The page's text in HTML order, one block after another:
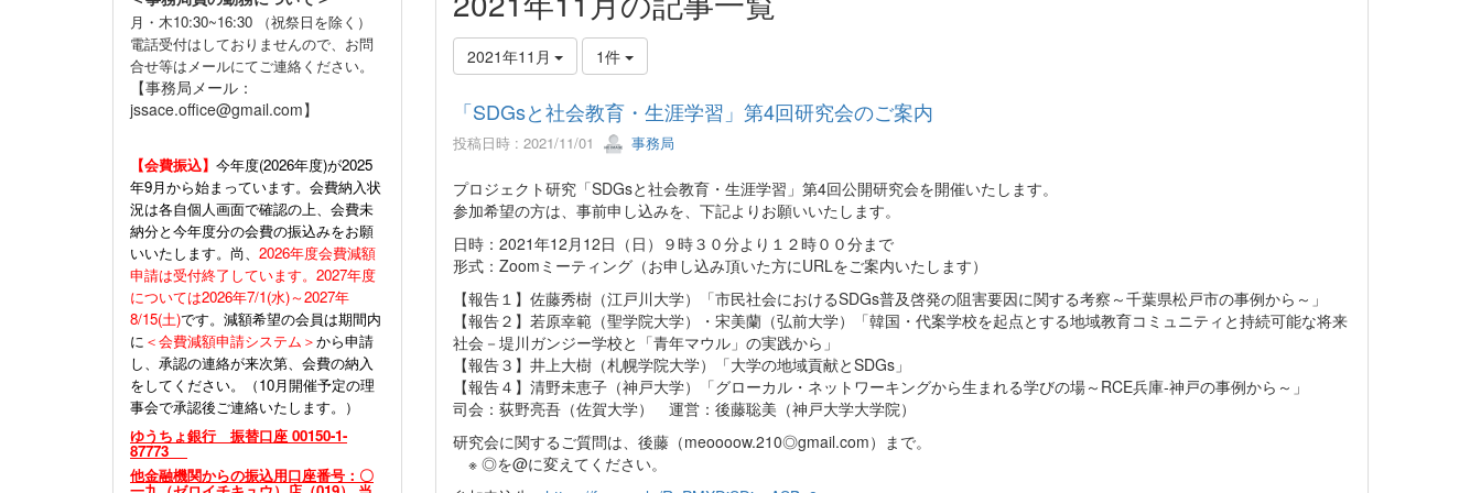
2021年11月 1件
「SDGsと社会教育・生涯学習」第4回研究会のご案内
投稿日時 : 2021/11/01 事務局
プロジェクト研究「SDGsと社会教育・生涯学習」第4回公開研究会を開催いたします。
参加希望の方は、事前申し込みを、下記よりお願いいたします。
日時：2021年12月12日（日）９時３０分より１２時００分まで
形式：Zoomミーティング（お申し込み頂いた方にURLをご案内いたします）
【報告１】佐藤秀樹（江戸川大学）「市民社会におけるSDGs普及啓発の阻害要因に関する考察～千葉県松戸市の事例から～」
【報告２】若原幸範（聖学院大学）・宋美蘭（弘前大学）「韓国・代案学校を起点とする地域教育コミュニティと持続可能な将来
社会－堤川ガンジー学校と「青年マウル」の実践から」
【報告３】井上大樹（札幌学院大学）「大学の地域貢献とSDGs」
【報告４】清野未恵子（神戸大学）「グローカル・ネットワーキングから生まれる学びの場～RCE兵庫-神戸の事例から～」
司会：荻野亮吾（佐賀大学） 運営：後藤聡美（神戸大学大学院）
研究会に関するご質問は、後藤（meoooow.210◎gmail.com）まで。
※ ◎を@に変えてください。
月・木10:30~16:30 （祝祭日を除く）
電話受付はしておりませんので、お問
合せ等はメールにてご連絡ください。
【事務局メール：
jssace.office@gmail.com】
【会費振込】 今年度(2026年度)が2025
年9月から始まっています。会費納入状
況は各自個人画面で確認の上、会費未
納分と今年度分の会費の振込みをお願
いいたします。尚、 2026年度会費減額
申請は受付終了しています。2027年度
については2026年7/1(水)～2027年
8/15(土)です。減額希望の会員は期間内
に ＜会費減額申請システム＞から申請
し、承認の連絡が来次第、会費の納入
をしてください。（10月開催予定の理
事会で承認後ご連絡いたします。）
ゆうちょ銀行 振替口座 00150-1-
87773
他金融機関からの振込用口座番号：〇